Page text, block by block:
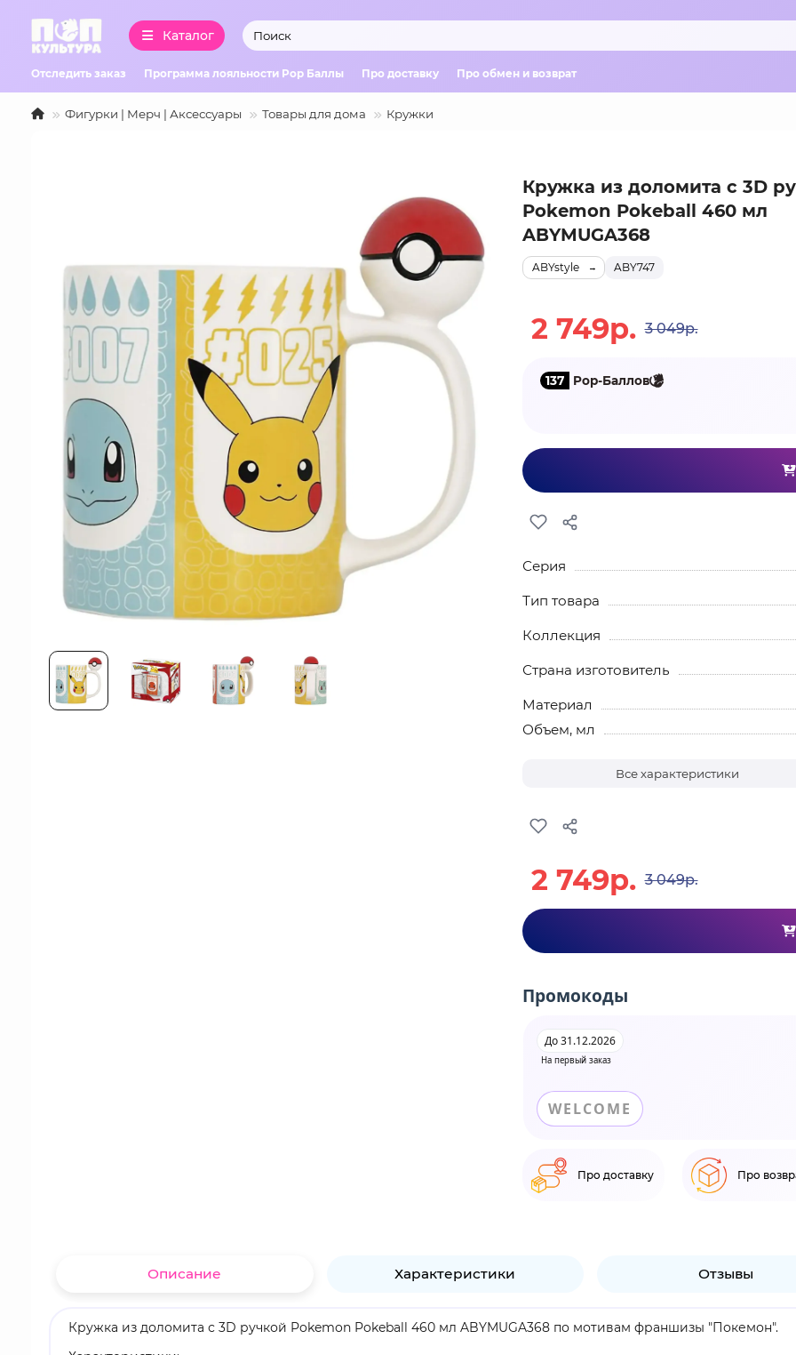
Каталог
Отследить заказ Программа лояльности Pop Баллы Про доставку Про обмен и возврат
Фигурки | Мерч | Аксессуары Товары для дома Кружки
Кружка из доломита с 3D
Pokemon Pokeball 460 мл
ABYMUGA368
ABY747
ABYstyle
2 749р. 3 049р.
137 Pop-Баллов
Серия
Тип товара
Коллекция
Страна изготовитель
Материал
Объем, мл
Все характеристики
2 749р. 3 049р.
Промокоды
На первый заказ
До 31.12.2026
WELCOME
Про доставку Про
Описание Характеристики Отзывы
Кружка из доломита с 3D ручкой Pokemon Pokeball 460 мл ABYMUGA368 по мотивам франшизы "Покемон".